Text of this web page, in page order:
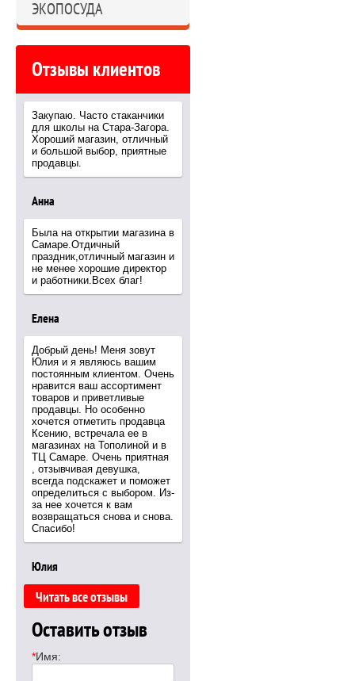
ЭКОПОСУДА
Отзывы клиентов
Закупаю. Часто стаканчики
для школы на Стара-Загора.
Хороший магазин, отличный
и большой выбор, приятные
продавцы.
Анна
Была на открытии магазина в
Самаре.Отдичный
праздник,отличный магазин и
не менее хорошие директор
и работники.Всех благ!
Елена
Добрый день! Меня зовут
Юлия и я являюсь вашим
постоянным клиентом. Очень
нравится ваш ассортимент
товаров и приветливые
продавцы. Но особенно
хочется отметить продавца
Ксению, встречала ее в
магазинах на Тополиной и в
ТЦ Самаре. Очень приятная
, отзывчивая девушка,
всегда подскажет и поможет
определиться с выбором. Из-
за нее хочется к вам
возвращаться снова и снова.
Спасибо!
Юлия
Читать все отзывы
Оставить отзыв
*Имя: